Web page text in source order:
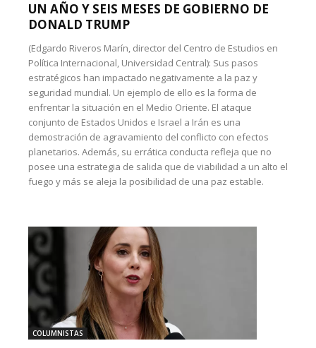
UN AÑO Y SEIS MESES DE GOBIERNO DE
DONALD TRUMP
(Edgardo Riveros Marín, director del Centro de Estudios en
Política Internacional, Universidad Central): Sus pasos
estratégicos han impactado negativamente a la paz y
seguridad mundial. Un ejemplo de ello es la forma de
enfrentar la situación en el Medio Oriente. El ataque
conjunto de Estados Unidos e Israel a Irán es una
demostración de agravamiento del conflicto con efectos
planetarios. Además, su errática conducta refleja que no
posee una estrategia de salida que de viabilidad a un alto el
fuego y más se aleja la posibilidad de una paz estable.
COLUMNISTAS